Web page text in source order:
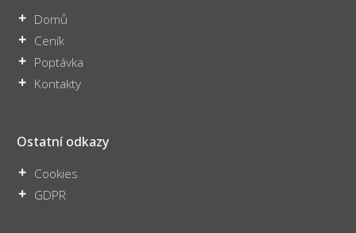
Domů
Ceník
Poptávka
Kontakty
Ostatní odkazy
Cookies
GDPR